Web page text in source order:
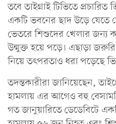
তবে তাইগ্রাই টিভিতে
একটি ভবনের ছাদ উড়ে যেতে
ভেতরে শিশুদের খেলার জন্য
উন্মুক্ত হয়ে পড়ে। এছাড়া জরুরি
নিয়ে তৎপরতাও ধরা পড়েছে
তদন্তকারীরা জানিয়েছেন,
হামলায় এর আগেও বহু
গত জানুয়ারিতে ডেডেবিটে